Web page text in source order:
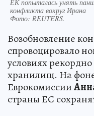
ЕК попыталась унять
конфликта вокруг Ирана
Фото: REUTERS.
Возобновление
спровоцировало
условиях
хранилищ. На фоне
Еврокомиссии
страны ЕС